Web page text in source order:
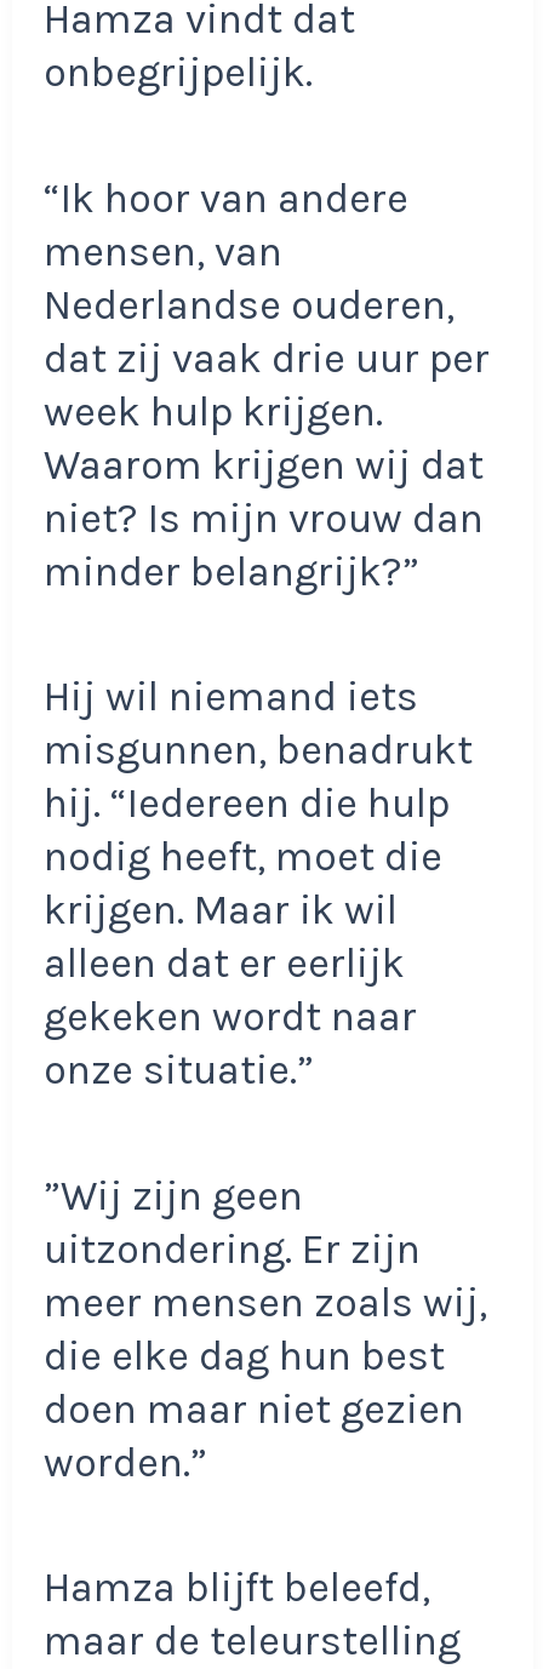
Hamza vindt dat
onbegrijpelijk.
“Ik hoor van andere
mensen, van
Nederlandse ouderen,
dat zij vaak drie uur per
week hulp krijgen.
Waarom krijgen wij dat
niet? Is mijn vrouw dan
minder belangrijk?”
Hij wil niemand iets
misgunnen, benadrukt
hij. “Iedereen die hulp
nodig heeft, moet die
krijgen. Maar ik wil
alleen dat er eerlijk
gekeken wordt naar
onze situatie.”
”Wij zijn geen
uitzondering. Er zijn
meer mensen zoals wij,
die elke dag hun best
doen maar niet gezien
worden.”
Hamza blijft beleefd,
maar de teleurstelling